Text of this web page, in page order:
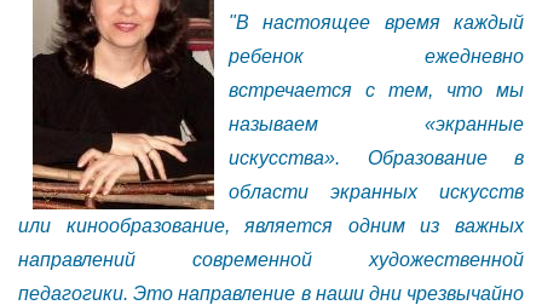
"В настоящее время каждый
ребенок ежедневно
встречается с тем, что мы
называем «экранные
искусства». Образование в
области экранных искусств
или кинообразование, является одним из важных
направлений современной художественной
педагогики. Это направление в наши дни чрезвычайно